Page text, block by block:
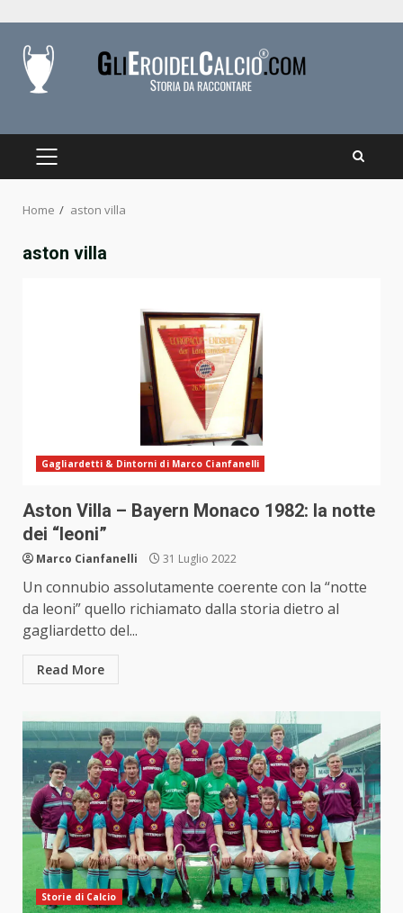
content
PRIMARY
Home aston villa
aston villa
Gagliardetti & Dintorni di Marco Cianfanelli
Aston Villa – Bayern Monaco 1982: la notte
dei “leoni”
Marco Cianfanelli 31 Luglio 2022
Un connubio assolutamente coerente con la “notte
da leoni” quello richiamato dalla storia dietro al
gagliardetto del...
Read More
Storie di Calcio